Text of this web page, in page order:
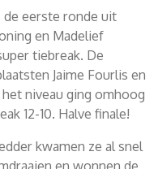
de eerste ronde uit
en Madelief
tiebreak. De
Jaime Fourlis en
niveau ging omhoog
12-10. Halve finale!
kwamen ze al snel
en wonnen de